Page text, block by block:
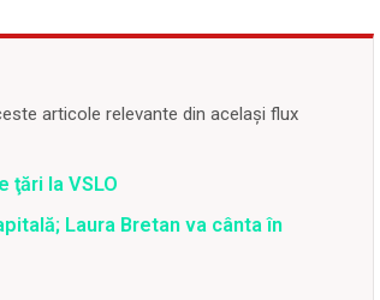
articole relevante din același flux
ţări la VSLO
Laura Bretan va cânta în